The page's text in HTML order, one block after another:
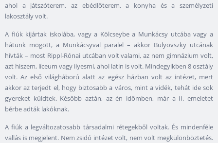
ahol a játszóterem, az ebédlőterem, a konyha és a személyzeti
lakosztály volt.
A fiúk kijártak iskolába, vagy a Kölcseybe a Munkácsy utcába vagy a
hátunk mögött, a Munkácsyval paralel – akkor Bulyovszky utcának
hívták – most Rippl-Rónai utcában volt valami, az nem gimnázium volt,
azt hiszem, líceum vagy ilyesmi, ahol latin is volt. Mindegyikben 8 osztály
volt. Az első világháború alatt az egész házban volt az intézet, mert
akkor az terjedt el, hogy biztosabb a város, mint a vidék, tehát ide sok
gyereket küldtek. Később aztán, az én időmben, már a II. emeletet
bérbe adták lakóknak.
A fiúk a legváltozatosabb társadalmi rétegekből voltak. És mindenféle
vallás is megjelent. Nem zsidó intézet volt, nem volt megkülönböztetés.